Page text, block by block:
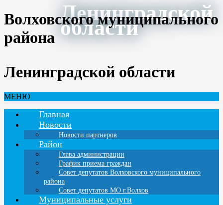
Ленинградской
области
Волховского муниципального
района
Ленинградской области
МЕНЮ
Главная
Новости
Новости партнеров
Район
Глава администрации
График приема граждан
Совет депутатов Волховского муниципального
района
Совет депутатов МО г.Волхов
Муниципальные услуги